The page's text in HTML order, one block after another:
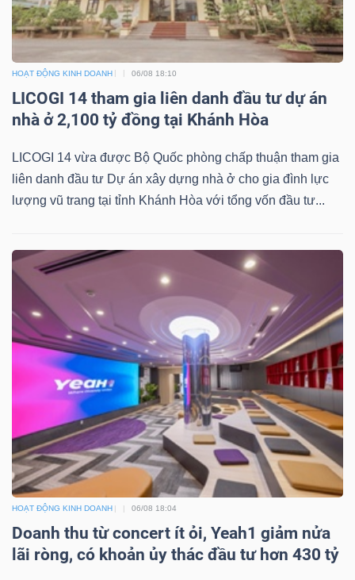
HOẠT ĐỘNG KINH DOANH 06/08 18:10
LICOGI 14 tham gia liên danh đầu tư dự án
nhà ở 2,100 tỷ đồng tại Khánh Hòa
LICOGI 14 vừa được Bộ Quốc phòng chấp thuận tham gia
liên danh đầu tư Dự án xây dựng nhà ở cho gia đình lực
lượng vũ trang tại tỉnh Khánh Hòa với tổng vốn đầu tư...
HOẠT ĐỘNG KINH DOANH 06/08 18:04
Doanh thu từ concert ít ỏi, Yeah1 giảm nửa
lãi ròng, có khoản ủy thác đầu tư hơn 430 tỷ